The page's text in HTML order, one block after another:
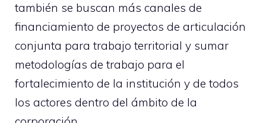
también se buscan más canales de
financiamiento de proyectos de articulación
conjunta para trabajo territorial y sumar
metodologías de trabajo para el
fortalecimiento de la institución y de todos
los actores dentro del ámbito de la